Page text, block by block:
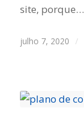
site, porque…
julho 7, 2020 /